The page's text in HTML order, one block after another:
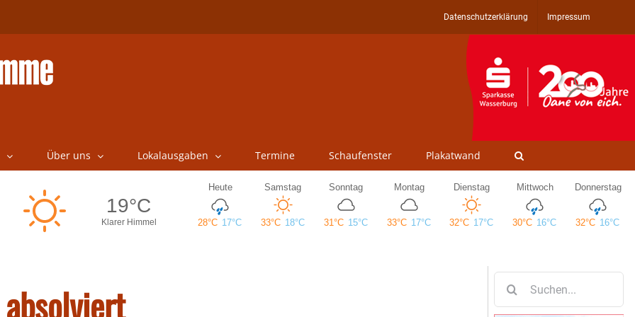
Datenschutzerklärung Impressum
Über uns Lokalausgaben Termine Schaufenster Plakatwand
nach: